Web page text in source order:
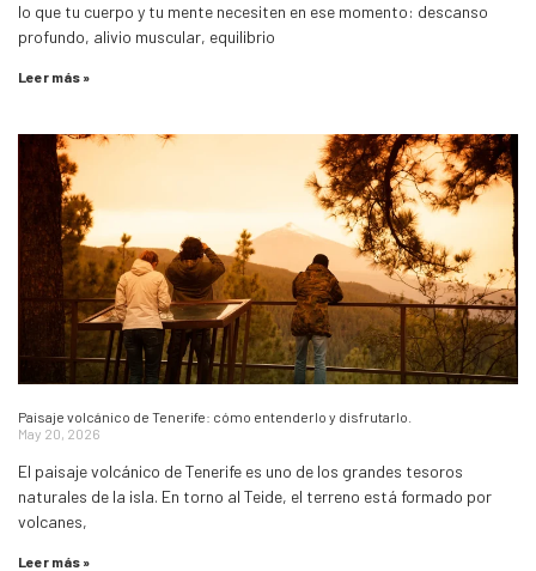
lo que tu cuerpo y tu mente necesiten en ese momento: descanso
profundo, alivio muscular, equilibrio
Leer más »
Paisaje volcánico de Tenerife: cómo entenderlo y disfrutarlo.
May 20, 2026
El paisaje volcánico de Tenerife es uno de los grandes tesoros
naturales de la isla. En torno al Teide, el terreno está formado por
volcanes,
Leer más »